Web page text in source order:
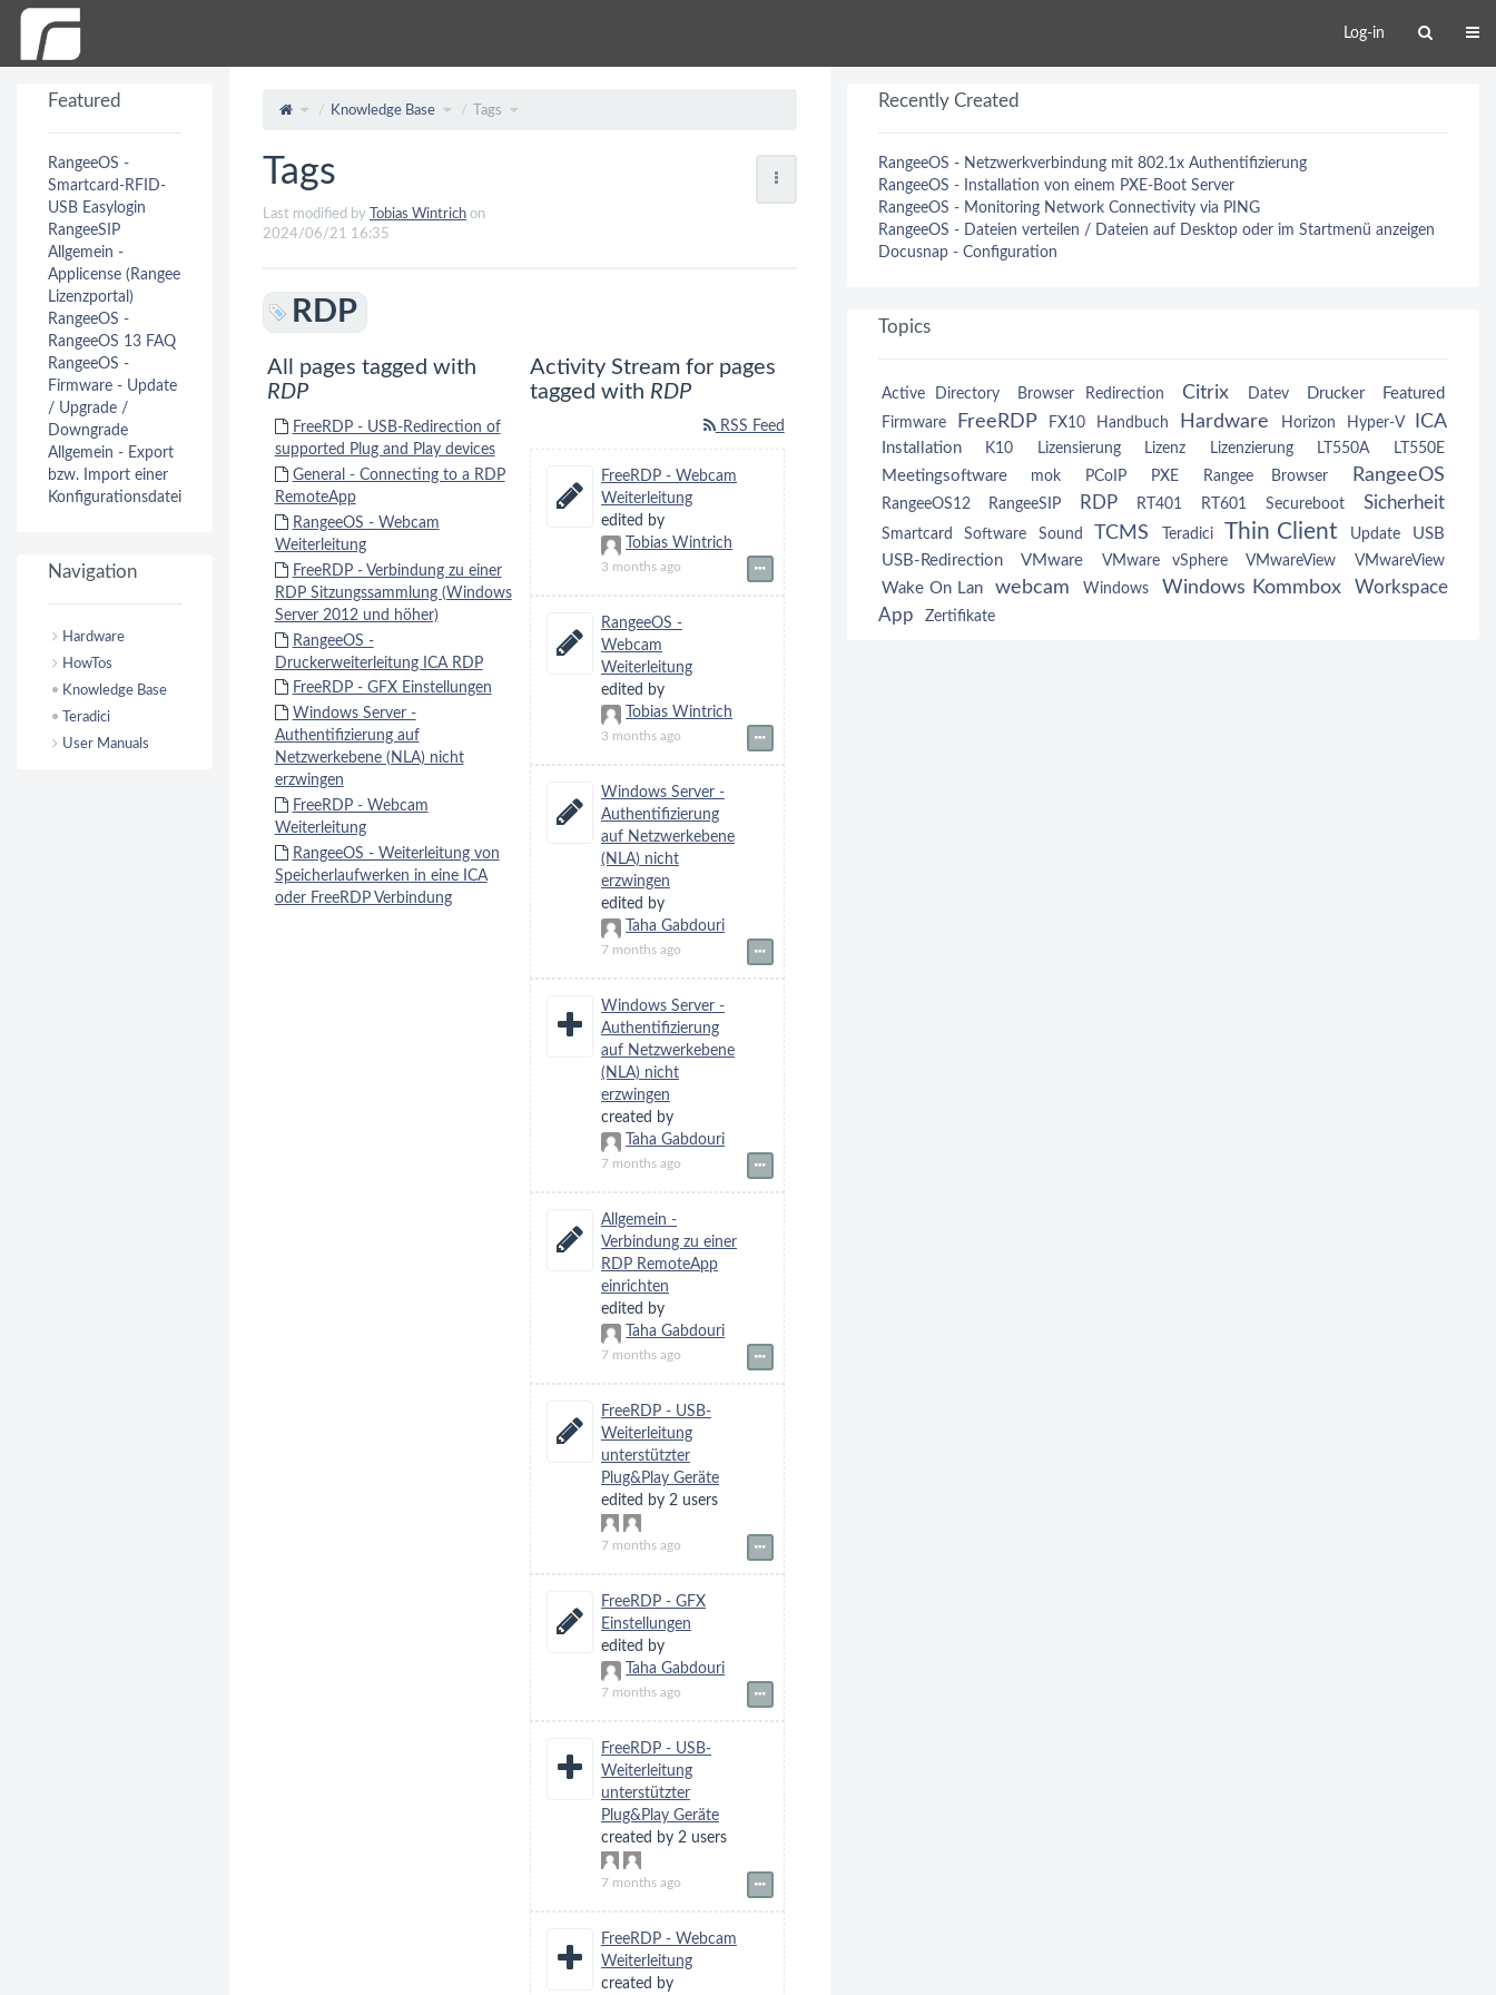
Log-in
Knowledge Base Tags
Tags
Last modified by Tobias Wintrich on
2024/06/21 16:35
RDP
All pages tagged with
RDP
FreeRDP - USB-Redirection of
supported Plug and Play devices
General - Connecting to a RDP
RemoteApp
RangeeOS - Webcam
Weiterleitung
FreeRDP - Verbindung zu einer
RDP Sitzungssammlung (Windows
Server 2012 und höher)
RangeeOS -
Druckerweiterleitung ICA RDP
FreeRDP - GFX Einstellungen
Windows Server -
Authentifizierung auf
Netzwerkebene (NLA) nicht
erzwingen
FreeRDP - Webcam
Weiterleitung
RangeeOS - Weiterleitung von
Speicherlaufwerken in eine ICA
oder FreeRDP Verbindung
Activity Stream for pages
tagged with RDP
RSS Feed
FreeRDP - Webcam
Weiterleitung
edited by
Tobias Wintrich
3 months ago
RangeeOS -
Webcam
Weiterleitung
edited by
Tobias Wintrich
3 months ago
Windows Server -
Authentifizierung
auf Netzwerkebene
(NLA) nicht
erzwingen
edited by
Taha Gabdouri
7 months ago
Windows Server -
Authentifizierung
auf Netzwerkebene
(NLA) nicht
erzwingen
created by
Taha Gabdouri
7 months ago
Allgemein -
Verbindung zu einer
RDP RemoteApp
einrichten
edited by
Taha Gabdouri
7 months ago
FreeRDP - USB-
Weiterleitung
unterstützter
Plug&Play Geräte
edited by 2 users
7 months ago
FreeRDP - GFX
Einstellungen
edited by
Taha Gabdouri
7 months ago
FreeRDP - USB-
Weiterleitung
unterstützter
Plug&Play Geräte
created by 2 users
7 months ago
FreeRDP - Webcam
Weiterleitung
created by
Featured
RangeeOS -
Smartcard-RFID-
USB Easylogin
RangeeSIP
Allgemein -
Applicense (Rangee
Lizenzportal)
RangeeOS -
RangeeOS 13 FAQ
RangeeOS -
Firmware - Update
/ Upgrade /
Downgrade
Allgemein - Export
bzw. Import einer
Konfigurationsdatei
Navigation
Hardware
HowTos
Knowledge Base
Teradici
User Manuals
Recently Created
RangeeOS - Netzwerkverbindung mit 802.1x Authentifizierung
RangeeOS - Installation von einem PXE-Boot Server
RangeeOS - Monitoring Network Connectivity via PING
RangeeOS - Dateien verteilen / Dateien auf Desktop oder im Startmenü anzeigen
Docusnap - Configuration
Topics
Active Directory Browser Redirection Citrix Datev Drucker Featured
Firmware FreeRDP FX10 Handbuch Hardware Horizon Hyper-V ICA
Installation K10 Lizensierung Lizenz Lizenzierung LT550A LT550E
Meetingsoftware mok PCoIP PXE Rangee Browser RangeeOS
RangeeOS12 RangeeSIP RDP RT401 RT601 Secureboot Sicherheit
Smartcard Software Sound TCMS Teradici Thin Client Update
USB
USB-Redirection
VMware VMware vSphere VMwareView VMwareView
Wake On Lan webcam Windows Windows Kommbox
Workspace
App
Zertifikate